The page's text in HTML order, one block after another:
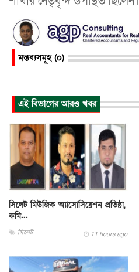
মন্তব্যসমূহ (০)
এই বিভাগের আরও খবর
সিলেট মিউজিক অ্যাসোসিয়েশন প্রতিষ্ঠা,
কমি...
সিলেট 11 hours ago